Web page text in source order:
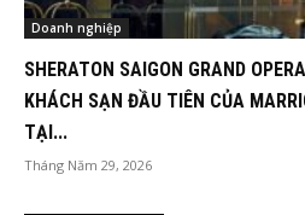
Doanh nghiệp
SHERATON SAIGON GRAND
KHÁCH SẠN ĐẦU TIÊN CỦA
TẠI...
Tháng Năm 29, 2026